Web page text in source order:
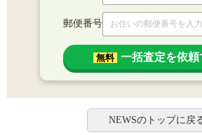
郵便番号
無料 一括査定を依頼
NEWSのトップに戻